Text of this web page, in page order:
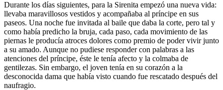
Durante los días siguientes, para la Sirenita empezó una nueva vida:
llevaba maravillosos vestidos y acompañaba al príncipe en sus
paseos. Una noche fue invitada al baile que daba la corte, pero tal y
como había predicho la bruja, cada paso, cada movimiento de las
piernas le producía atroces dolores como premio de poder vivir junto
a su amado. Aunque no pudiese responder con palabras a las
atenciones del príncipe, éste le tenía afecto y la colmaba de
gentilezas. Sin embargo, el joven tenía en su corazón a la
desconocida dama que había visto cuando fue rescatado después del
naufragio.